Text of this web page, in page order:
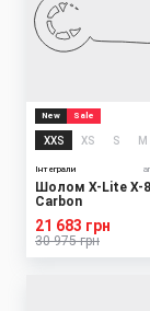
New Sale
XXS XS S M
Інтеграли
Шолом X-Lite X-
Carbon
30 975 грн
21 683 грн